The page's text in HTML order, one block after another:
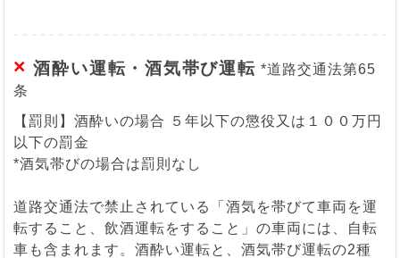
× 酒酔い運転・酒気帯び運転 *道路交通法第65
条
【罰則】酒酔いの場合 ５年以下の懲役又は１００万円
以下の罰金
*酒気帯びの場合は罰則なし
道路交通法で禁止されている「酒気を帯びて車両を運
転すること、飲酒運転をすること」の車両には、自転
車も含まれます。酒酔い運転と、酒気帯び運転の2種